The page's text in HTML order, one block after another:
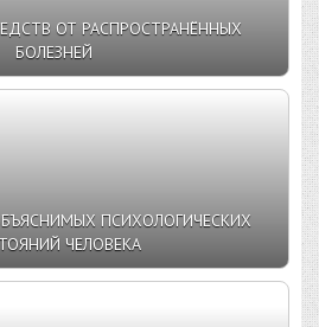
ОТ РАСПРОСТРАНЁННЫХ
БОЛЕЗНЕЙ
ПСИХОЛОГИЧЕСКИХ
ЧЕЛОВЕКА